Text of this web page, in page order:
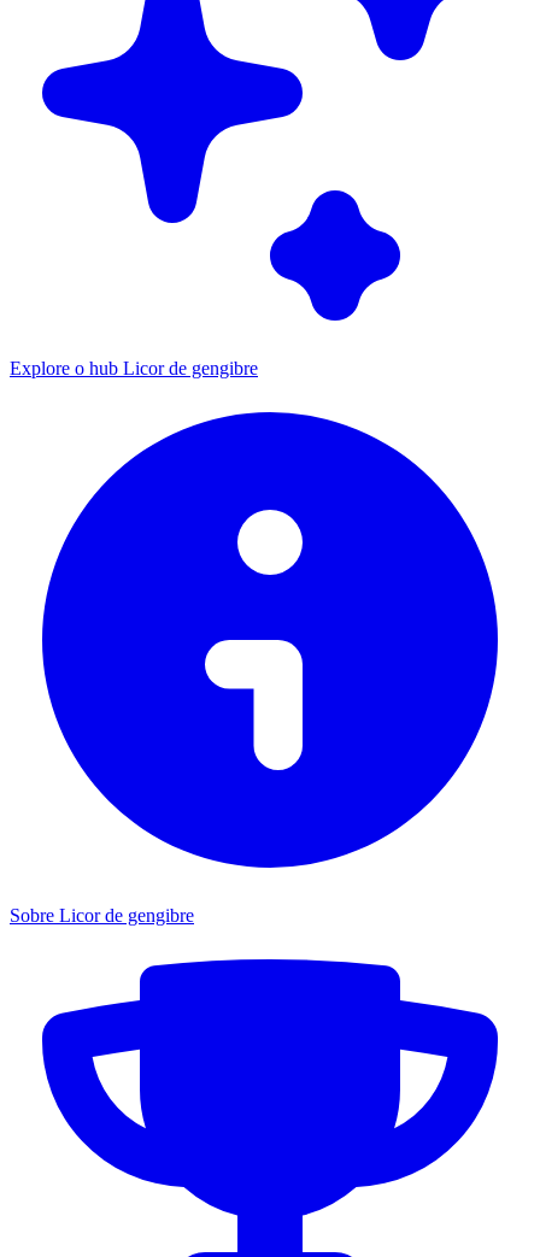
Explore o hub Licor de gengibre
Sobre Licor de gengibre